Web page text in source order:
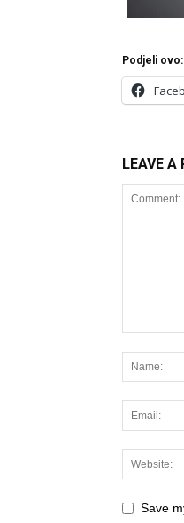
Podjeli ovo:
LEAVE A
Save